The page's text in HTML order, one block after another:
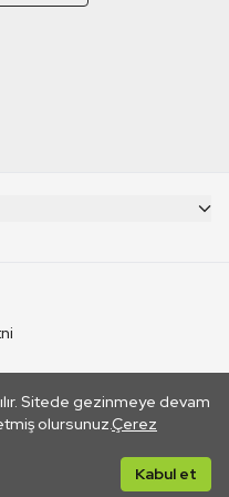
Sitede gezinmeye devam
olursunuz.Çerez
Kabul et
yoluyla gidilen dış